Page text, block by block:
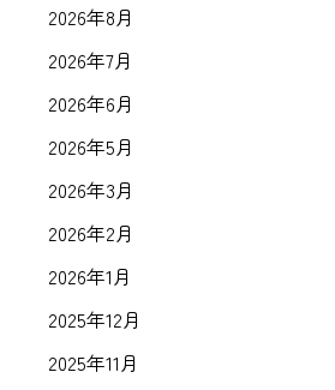
2026年8月
2026年7月
2026年6月
2026年5月
2026年3月
2026年2月
2026年1月
2025年12月
2025年11月